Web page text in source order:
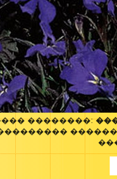
��������: